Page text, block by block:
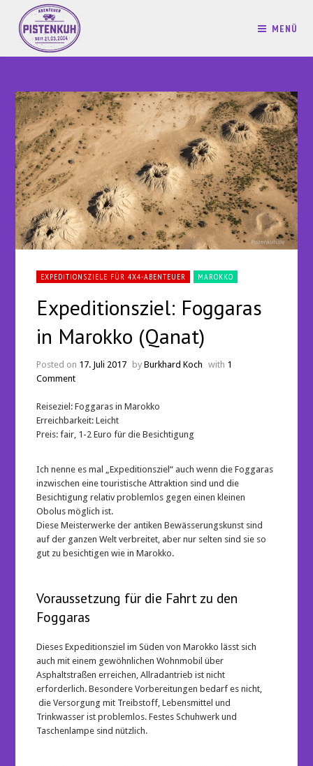
MENÜ
EXPEDITIONSZIELE FÜR 4X4-ABENTEUER MAROKKO
Expeditionsziel: Foggaras
in Marokko (Qanat)
Posted on 17. Juli 2017 byBurkhard Koch with 1
Comment
Reiseziel: Foggaras in Marokko
Erreichbarkeit: Leicht
Preis: fair, 1-2 Euro für die Besichtigung
Ich nenne es mal „Expeditionsziel“ auch wenn die Foggaras
inzwischen eine touristische Attraktion sind und die
Besichtigung relativ problemlos gegen einen kleinen
Obolus möglich ist.
Diese Meisterwerke der antiken Bewässerungskunst sind
auf der ganzen Welt verbreitet, aber nur selten sind sie so
gut zu besichtigen wie in Marokko.
Voraussetzung für die Fahrt zu den
Foggaras
Dieses Expeditionsziel im Süden von Marokko lässt sich
auch mit einem gewöhnlichen Wohnmobil über
Asphaltstraßen erreichen, Allradantrieb ist nicht
erforderlich. Besondere Vorbereitungen bedarf es nicht,
die Versorgung mit Treibstoff, Lebensmittel und
Trinkwasser ist problemlos. Festes Schuhwerk und
Taschenlampe sind nützlich.